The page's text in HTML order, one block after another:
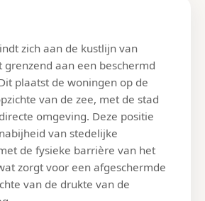
zich aan de kustlijn van
aan een beschermd
plaatst de woningen op de
van de zee, met de stad
omgeving. Deze positie
van stedelijke
de fysieke barrière van het
zorgt voor een afgeschermde
van de drukte van de